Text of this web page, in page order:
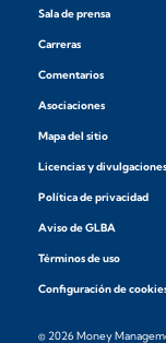
Sala de prensa
Carreras
Comentarios
Asociaciones
Mapa del sitio
Licencias y divulgaciones
Política de privacidad
Aviso de GLBA
Términos de uso
Configuración de
© 2026 Money